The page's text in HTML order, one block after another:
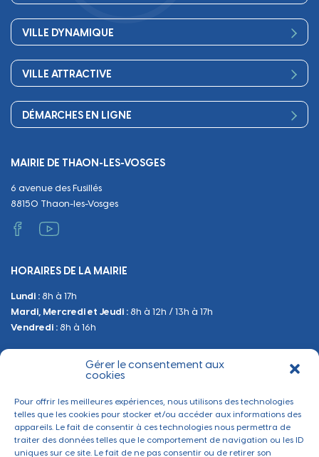
Gérer le consentement aux
cookies
Pour offrir les meilleures expériences, nous utilisons des technologies
telles que les cookies pour stocker et/ou accéder aux informations des
appareils. Le fait de consentir à ces technologies nous permettra de
traiter des données telles que le comportement de navigation ou les ID
uniques sur ce site. Le fait de ne pas consentir ou de retirer son
Conseil Municipal
Les services de la Mairie
Finances
Démocratie participative
Publications
Petite enfance
Scolarité
Périscolaire
Séniors, social, santé
Circuler
Emploi
VILLE DYNAMIQUE
Culture
Associations
Equipements
VILLE ATTRACTIVE
Commerces et artisanat
Urbanisme
Tranquillité et sécurité
DÉMARCHES EN LIGNE
Décès
Papiers et citoyenneté
Administratif et technique
Manifestations
Urbanisme
Sanitaire et Sécurité
MAIRIE DE THAON-LES-VOSGES
6 avenue des Fusillés
88150 Thaon-les-Vosges
HORAIRES DE LA MAIRIE
Lundi : 8h à 17h
Mardi, Mercredi et Jeudi : 8h à 12h / 13h à 17h
Vendredi : 8h à 16h
BESOIN D'INFORMATIONS
Contactez-nous